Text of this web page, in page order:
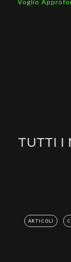
Voglio
TUTTI I
ARTICOLI